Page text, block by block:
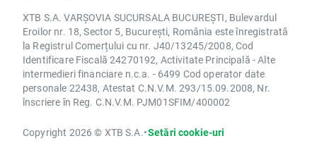
XTB S.A. VARȘOVIA SUCURSALA BUCUREȘTI, Bulevardul
Eroilor nr. 18, Sector 5, București, România este înregistrată
la Registrul Comerțului cu nr. J40/13245/2008, Cod
Identificare Fiscală 24270192, Activitate Principală - Alte
intermedieri financiare n.c.a. - 6499 Cod operator date
personale 22438, Atestat C.N.V.M. 293/15.09.2008, Nr.
înscriere în Reg. C.N.V.M. PJM01SFIM/400002
Copyright 2026 © XTB S.A.•Setări cookie-uri